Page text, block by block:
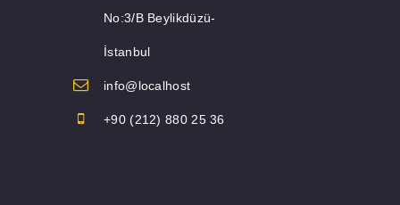
No:3/B Beylikdüzü-
İstanbul
info@localhost
+90 (212) 880 25 36